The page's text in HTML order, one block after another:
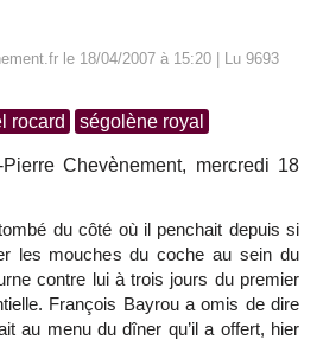
le 18/04/2007 à 15:20 | Lu 9693
rocard ségolène royal
Chevènement, mercredi 18
du côté où il penchait depuis si
les mouches du coche au sein du
contre lui à trois jours du premier
François Bayrou a omis de dire
au menu du dîner qu’il a offert, hier